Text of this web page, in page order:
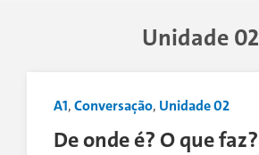
Unidade 02
A1,Conversação, Unidade 02
De onde é? O que faz?